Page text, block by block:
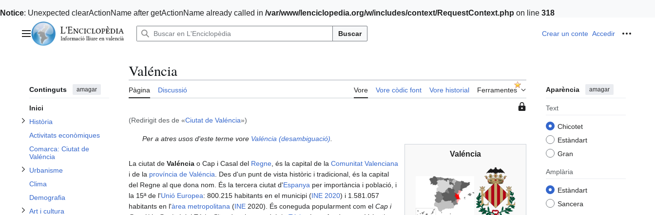
Notice: Unexpected clearActionName after getActionName already called in /var/www/lenciclopedia.org/w/includes/context/RequestContext.php on line 318
contingutMenú principal Buscar Crear un conte Accedir
Continguts amagar
Inici
Història
Alternar subsecció Història
Activitats econòmiques
Comarca: Ciutat de
Valéncia
Urbanisme
Alternar subsecció Urbanisme
Clima
Demografia
Art i cultura
Alternar subsecció Art i cultura
Alternar subsecció Oci en la ciutat
Alternar subsecció Ciutats agermanades
Valéncia
Pàgina Discussió Vore Vore còdic font Vore historial Ferramentes Aparència amagar
Text
Chicotet
Estàndart
Gran
Amplària
Estàndart
Sancera
Esta
protegida
(Redirigit des de «Ciutat de Valéncia»)
Per a atres usos d'este terme vore Valéncia (desambiguació)
Valéncia
La ciutat de Valéncia o Cap i Casal del Regne , és la capital de la Comunitat Valenciana
i de la província de Valéncia . Des d'un punt de vista històric i tradicional, és la capital
del Regne al que dona nom. És la tercera ciutat d'Espanya per importància i població, i
la 15ª de l'Unió Europea: 800.215 habitants en el municipi (INE 2020) i 1.581.057
habitants en l'àrea metropolitana (INE 2020). És coneguda popularment com el Cap i